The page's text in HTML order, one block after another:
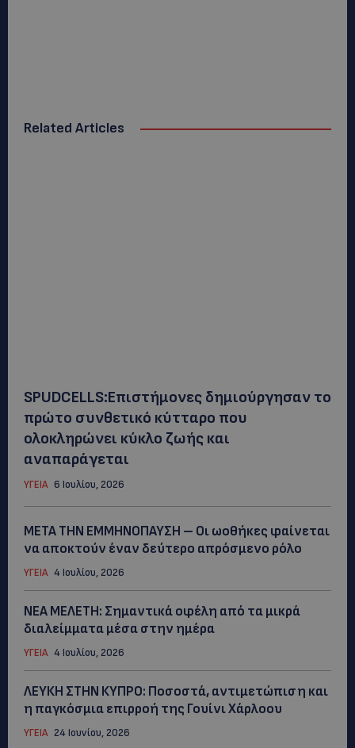
Related Articles
SPUDCELLS:Επιστήμονες δημιούργησαν το
πρώτο συνθετικό κύτταρο που
ολοκληρώνει κύκλο ζωής και
αναπαράγεται
ΥΓΕΙΑ 6 Ιουλίου, 2026
ΜΕΤΑ ΤΗΝ ΕΜΜΗΝΟΠΑΥΣΗ – Οι ωοθήκες φαίνεται
να αποκτούν έναν δεύτερο απρόσμενο ρόλo
ΥΓΕΙΑ 4 Ιουλίου, 2026
ΝΕΑ ΜΕΛΕΤΗ: Σημαντικά οφέλη από τα μικρά
διαλείμματα μέσα στην ημέρα
ΥΓΕΙΑ 4 Ιουλίου, 2026
ΛΕΥΚΗ ΣΤΗΝ ΚΥΠΡΟ: Ποσοστά, αντιμετώπιση και
η παγκόσμια επιρροή της Γουίνι Χάρλοου
ΥΓΕΙΑ 24 Ιουνίου, 2026